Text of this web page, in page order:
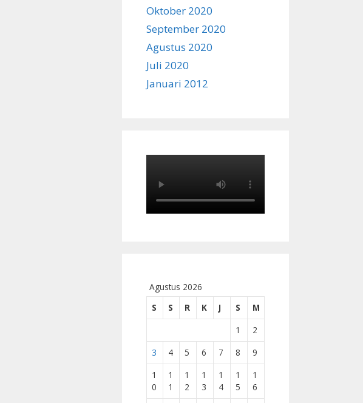
Oktober 2020
September 2020
Agustus 2020
Juli 2020
Januari 2012
Agustus 2026
S
S R K J S
M
1
2
3
4 5 6 7 8
9
1
0
1
1
1
2
1
3
1
4
1
5
1
6